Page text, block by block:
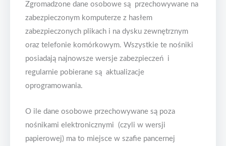
Zgromadzone dane osobowe są przechowywane na
zabezpieczonym komputerze z hasłem
zabezpieczonych plikach i na dysku zewnętrznym
oraz telefonie komórkowym. Wszystkie te nośniki
posiadają najnowsze wersje zabezpieczeń i
regularnie pobierane są aktualizacje
oprogramowania.
O ile dane osobowe przechowywane są poza
nośnikami elektronicznymi (czyli w wersji
papierowej) ma to miejsce w szafie pancernej